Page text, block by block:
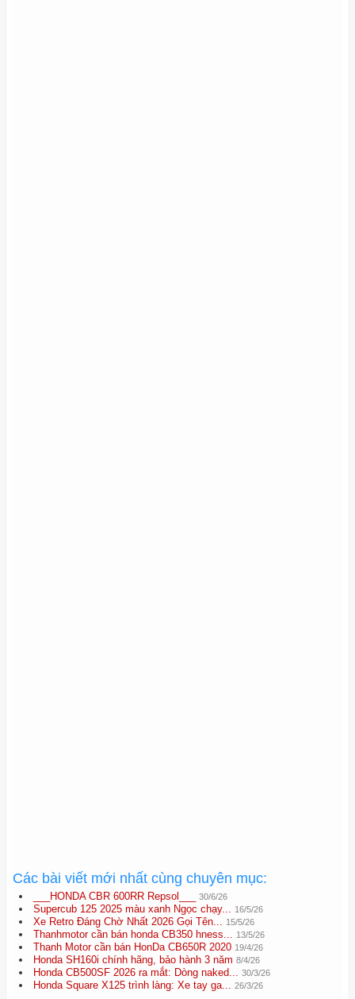
Các bài viết mới nhất cùng chuyên mục:
___HONDA CBR 600RR Repsol___ 30/6/26
Supercub 125 2025 màu xanh Ngọc chạy... 16/5/26
Xe Retro Đáng Chờ Nhất 2026 Gọi Tên... 15/5/26
Thanhmotor cần bán honda CB350 hness... 13/5/26
Thanh Motor cần bán HonDa CB650R 2020 19/4/26
Honda SH160i chính hãng, bảo hành 3 năm 8/4/26
Honda CB500SF 2026 ra mắt: Dòng naked... 30/3/26
Honda Square X125 trình làng: Xe tay ga... 26/3/26